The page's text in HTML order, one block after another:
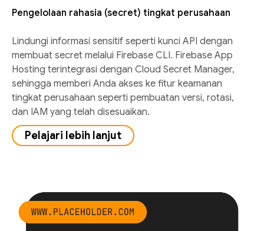
Pengelolaan rahasia (secret) tingkat perusahaan
Lindungi informasi sensitif seperti kunci API dengan
membuat secret melalui Firebase CLI. Firebase App
Hosting terintegrasi dengan Cloud Secret Manager,
sehingga memberi Anda akses ke fitur keamanan
tingkat perusahaan seperti pembuatan versi, rotasi,
dan IAM yang telah disesuaikan.
Pelajari lebih lanjut